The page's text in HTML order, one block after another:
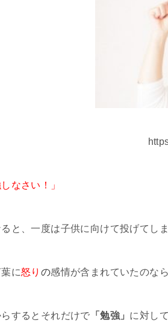
しなさい！」
と、一度は子供に向けて投げてし
に怒り の感情が含まれていたのな
するとそれだけで 「勉強」 に対し